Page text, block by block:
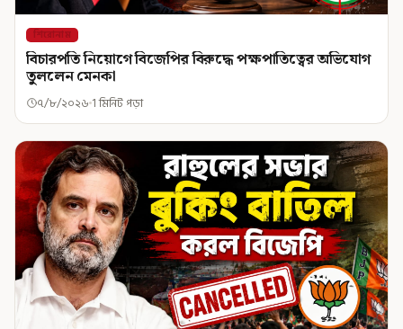
শিরোনাম
বিচারপতি নিয়োগে বিজেপির বিরুদ্ধে পক্ষপাতিত্বের অভিযোগ
তুললেন মেনকা
৭/৮/২০২৬ 1 মিনিট পড়া